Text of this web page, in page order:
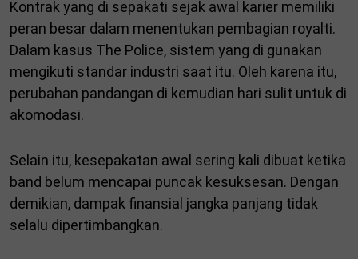
Kontrak yang di sepakati sejak awal karier memiliki
peran besar dalam menentukan pembagian royalti.
Dalam kasus The Police, sistem yang di gunakan
mengikuti standar industri saat itu. Oleh karena itu,
perubahan pandangan di kemudian hari sulit untuk di
akomodasi.
Selain itu, kesepakatan awal sering kali dibuat ketika
band belum mencapai puncak kesuksesan. Dengan
demikian, dampak finansial jangka panjang tidak
selalu dipertimbangkan.